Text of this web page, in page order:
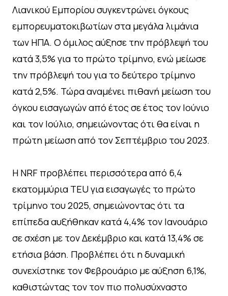
Λιανικού Εμπορίου συγκεντρώνει όγκους
εμπορευματοκιβωτίων στα μεγάλα λιμάνια
των ΗΠΑ. Ο όμιλος αύξησε την πρόβλεψή του
κατά 3,5% για το πρώτο τρίμηνο, ενώ μείωσε
την πρόβλεψή του για το δεύτερο τρίμηνο
κατά 2,5%. Τώρα αναμένει πιθανή μείωση του
όγκου εισαγωγών από έτος σε έτος τον Ιούνιο
και τον Ιούλιο, σημειώνοντας ότι θα είναι η
πρώτη μείωση από τον Σεπτέμβριο του 2023.
Η NRF προβλέπει περισσότερα από 6,4
εκατομμύρια TEU για εισαγωγές το πρώτο
τρίμηνο του 2025, σημειώνοντας ότι τα
επίπεδα αυξήθηκαν κατά 4,4% τον Ιανουάριο
σε σχέση με τον Δεκέμβριο και κατά 13,4% σε
ετήσια βάση. Προβλέπει ότι η δυναμική
συνεχίστηκε τον Φεβρουάριο με αύξηση 6,1%,
καθιστώντας τον τον πιο πολυσύχναστο